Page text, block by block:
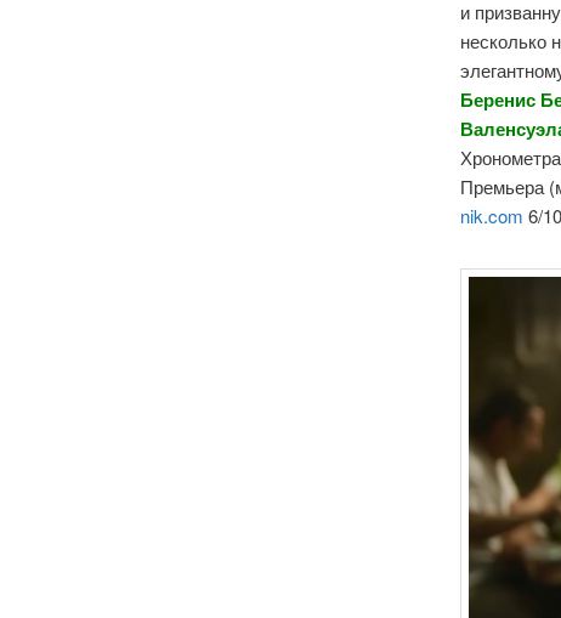
и
несколько
Беренис
Премьера
nik.com 6/10